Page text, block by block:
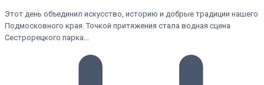
Этот день объединил искусство, историю и добрые традиции нашего
Подмосковного края. Точкой притяжения стала водная сцена
Сестрорецкого парка…